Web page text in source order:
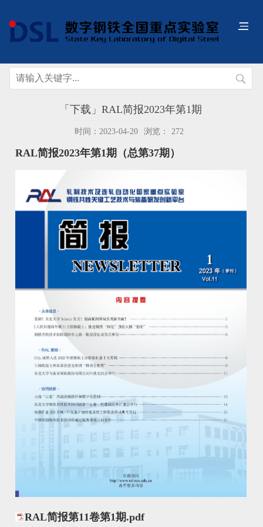
「下载」RAL简报2023年第1期
时间：2023-04-20 浏览： 272
RAL简报2023年第1期（总第37期）
RAL简报第11卷第1期.pdf